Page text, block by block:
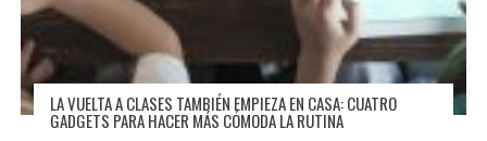
LA VUELTA A CLASES TAMBIÉN EMPIEZA EN CASA: CUATRO
GADGETS PARA HACER MÁS CÓMODA LA RUTINA